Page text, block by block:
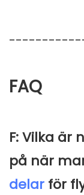
FAQ
F: Vilka är
på när
delar för